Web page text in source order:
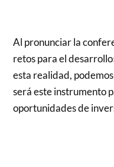
Al pronunciar la
retos para el
esta realidad,
será este instrumento
oportunidades de